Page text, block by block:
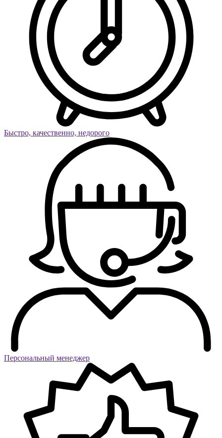
Быстро, качественно, недорого
Персональный менеджер